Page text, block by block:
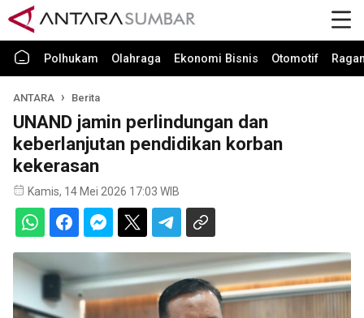
Polhukam Olahraga Ekonomi Bisnis Otomotif
ANTARA Berita
UNAND jamin perlindungan dan
keberlanjutan pendidikan korban
kekerasan
Kamis, 14 Mei 2026 17:03 WIB